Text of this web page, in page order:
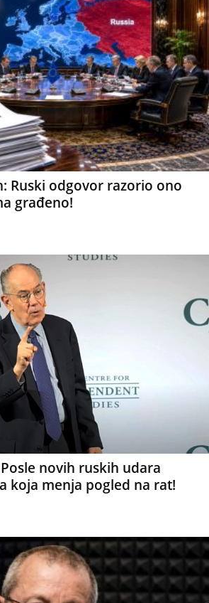
Ruski odgovor razorio ono
građeno!
novih ruskih udara
koja menja pogled na rat!